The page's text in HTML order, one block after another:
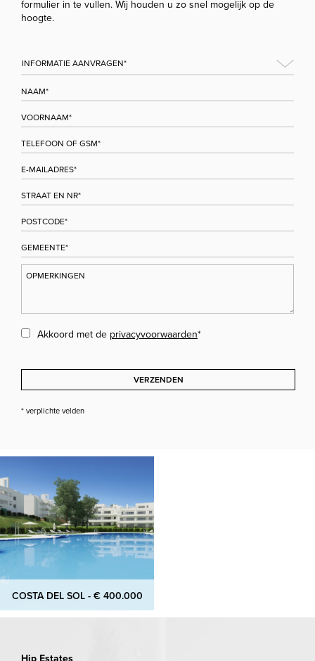
formulier in te vullen. Wij houden u zo snel mogelijk op de
hoogte.
Akkoord met de privacyvoorwaarden*
VERZENDEN
* verplichte velden
COSTA DEL SOL - € 400.000